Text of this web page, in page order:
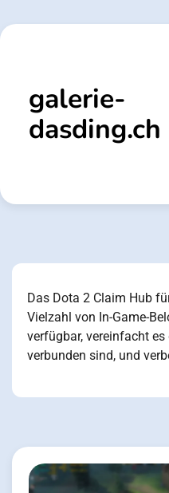
to
galerie-
dasding.ch
Das Dota 2 Claim Hub
Vielzahl von In-Game-
verfügbar, vereinfacht
verbunden sind, und